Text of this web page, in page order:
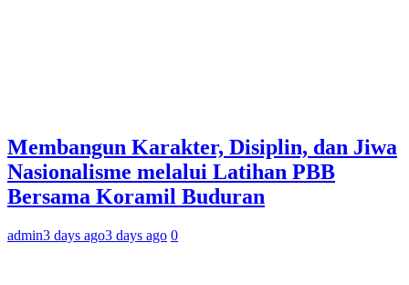
Membangun Karakter, Disiplin, dan Jiwa
Nasionalisme melalui Latihan PBB
Bersama Koramil Buduran
admin3 days ago3 days ago 0